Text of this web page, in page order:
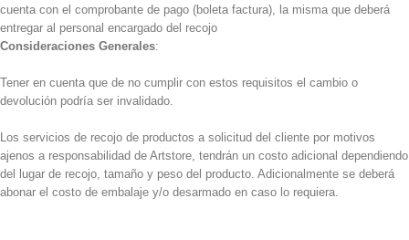
cuenta con el comprobante de pago (boleta factura), la misma que deberá
entregar al personal encargado del recojo
Consideraciones Generales:
Tener en cuenta que de no cumplir con estos requisitos el cambio o
devolución podría ser invalidado.
Los servicios de recojo de productos a solicitud del cliente por motivos
ajenos a responsabilidad de Artstore, tendrán un costo adicional dependiendo
del lugar de recojo, tamaño y peso del producto. Adicionalmente se deberá
abonar el costo de embalaje y/o desarmado en caso lo requiera.